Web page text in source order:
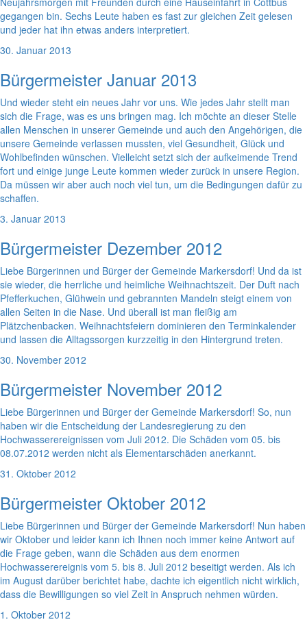
gegangen bin. Sechs Leute haben es fast zur gleichen Zeit gelesen
und jeder hat ihn etwas anders interpretiert.
30. Januar 2013
Bürgermeister Januar 2013
Und wieder steht ein neues Jahr vor uns. Wie jedes Jahr stellt man
sich die Frage, was es uns bringen mag. Ich möchte an dieser Stelle
allen Menschen in unserer Gemeinde und auch den Angehörigen, die
unsere Gemeinde verlassen mussten, viel Gesundheit, Glück und
Wohlbefinden wünschen. Vielleicht setzt sich der aufkeimende Trend
fort und einige junge Leute kommen wieder zurück in unsere Region.
Da müssen wir aber auch noch viel tun, um die Bedingungen dafür zu
schaffen.
3. Januar 2013
Bürgermeister Dezember 2012
Liebe Bürgerinnen und Bürger der Gemeinde Markersdorf! Und da ist
sie wieder, die herrliche und heimliche Weihnachtszeit. Der Duft nach
Pfefferkuchen, Glühwein und gebrannten Mandeln steigt einem von
allen Seiten in die Nase. Und überall ist man fleißig am
Plätzchenbacken. Weihnachtsfeiern dominieren den Terminkalender
und lassen die Alltagssorgen kurzzeitig in den Hintergrund treten.
30. November 2012
Bürgermeister November 2012
Liebe Bürgerinnen und Bürger der Gemeinde Markersdorf! So, nun
haben wir die Entscheidung der Landesregierung zu den
Hochwasserereignissen vom Juli 2012. Die Schäden vom 05. bis
08.07.2012 werden nicht als Elementarschäden anerkannt.
31. Oktober 2012
Bürgermeister Oktober 2012
Liebe Bürgerinnen und Bürger der Gemeinde Markersdorf! Nun haben
wir Oktober und leider kann ich Ihnen noch immer keine Antwort auf
die Frage geben, wann die Schäden aus dem enormen
Hochwasserereignis vom 5. bis 8. Juli 2012 beseitigt werden. Als ich
im August darüber berichtet habe, dachte ich eigentlich nicht wirklich,
dass die Bewilligungen so viel Zeit in Anspruch nehmen würden.
1. Oktober 2012